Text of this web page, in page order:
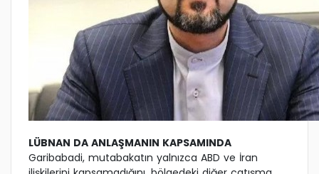
LÜBNAN DA ANLAŞMANIN KAPSAMINDA
Garibabadi, mutabakatın yalnızca ABD ve İran